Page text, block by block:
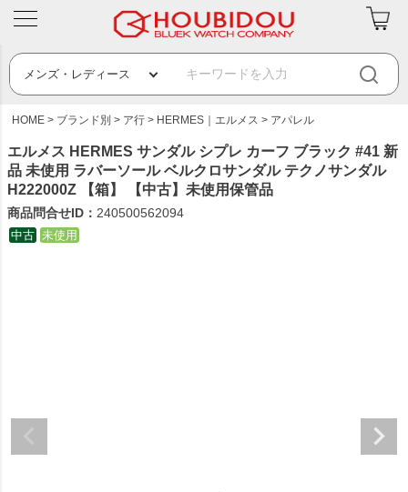
HOME ブランド別 ア行 HERMES｜エルメス アパレル
エルメス HERMES サンダル シプレ カーフ ブラック #41 新
品 未使用 ラバーソール ベルクロサンダル テクノサンダル
H222000Z 【箱】 【中古】未使用保管品
商品問合せID： 240500562094
中古 未使用